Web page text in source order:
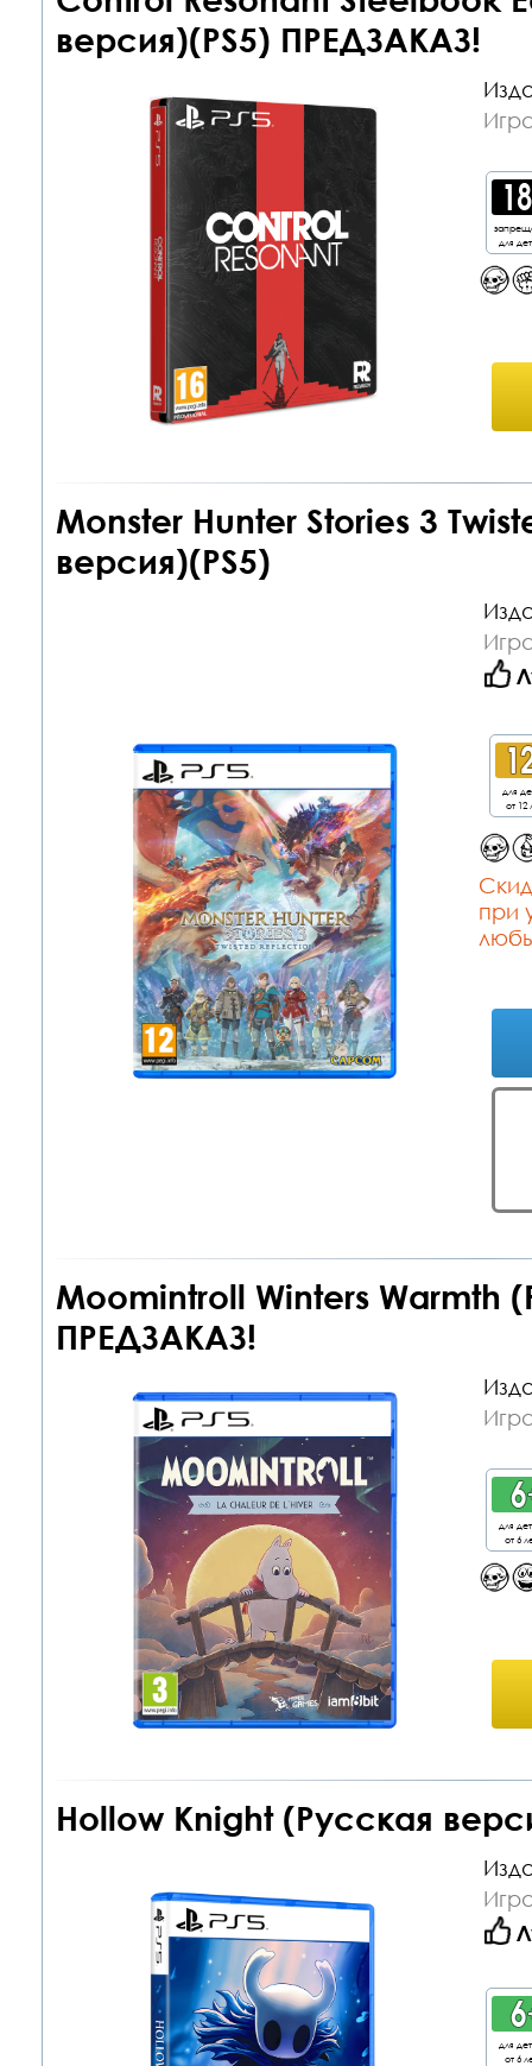
версия)(PS5) ПРЕДЗАКАЗ!
для
Monster Hunter Stories 3
версия)(PS5)
для
от 12
при
Moomintroll Winters Warmth
ПРЕДЗАКАЗ!
для
от 6
Hollow Knight (Русская
для
от 6